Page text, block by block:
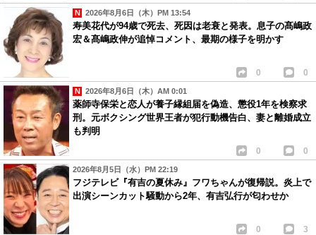
2026年8月6日（木）PM 13:54
寿美花代が94歳で死去、死因は老衰と発表。息子の髙嶋政
宏＆髙嶋政伸が追悼コメント、最期の様子を明かす
0 0
2026年8月6日（木）AM 0:01
薬師寺保栄と恋人が養子縁組届を偽造、懲役1年を検察求
刑。元ボクシング世界王者が犯行動機告白、妻と離婚成立
も判明
0 0
2026年8月5日（水）PM 22:19
フジテレビ『有吉の夏休み』フワちゃんが復帰説。炎上で
出演シーンカット騒動から2年、有吉弘行が匂わせか
0 3